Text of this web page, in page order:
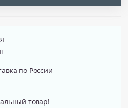
по России
товар!